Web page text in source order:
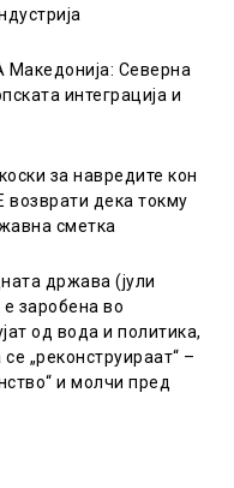
Северна
интеграција и
за навредите кон
дека токму
сметка
држава (јули
заробена во
од вода и политика,
„реконструираат“ –
и молчи пред